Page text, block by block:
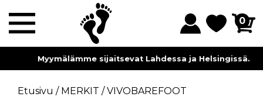
0
Myymälämme sijaitsevat Lahdessa ja Helsingissä.
Etusivu / MERKIT /VIVOBAREFOOT